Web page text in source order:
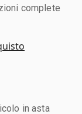
complete
in asta